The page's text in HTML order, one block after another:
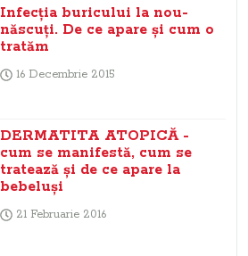
Infecţia buricului la nou-
născuţi. De ce apare şi cum o
tratăm
16 Decembrie 2015
DERMATITA ATOPICĂ -
cum se manifestă, cum se
tratează şi de ce apare la
bebeluşi
21 Februarie 2016